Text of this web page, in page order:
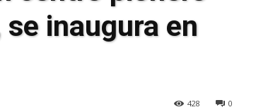
inaugura en
0
428